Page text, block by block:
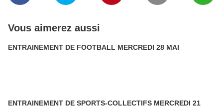
Vous aimerez aussi
ENTRAINEMENT DE FOOTBALL MERCREDI 28 MAI
ENTRAINEMENT DE SPORTS-COLLECTIFS MERCREDI 21